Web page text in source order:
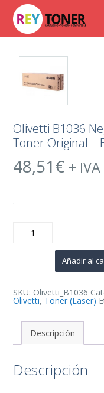
Olivetti B1036
Toner Original –
48,51€ + IVA
.
B1036
B1036
cantidad
Añadir al
SKU: Olivetti_B1036
Olivetti, Toner (Laser)
Descripción
Descripción